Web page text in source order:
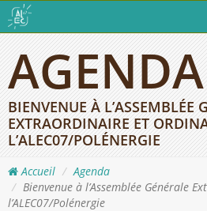
AGENDA
BIENVENUE À L’ASSEMBLÉE
EXTRAORDINAIRE ET
L’ALEC07/POLÉNERGIE
Accueil
Agenda
Bienvenue à l’Assemblée Générale
l’ALEC07/Polénergie